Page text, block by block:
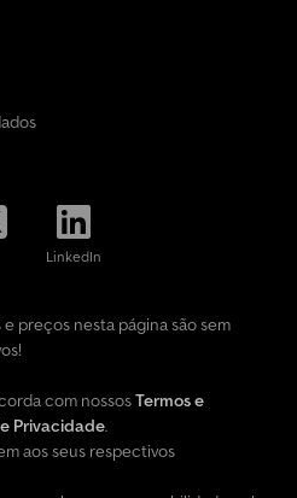
LinkedIn
preços nesta página são sem
com nossosTermos e
Privacidade.
aos seus respectivos